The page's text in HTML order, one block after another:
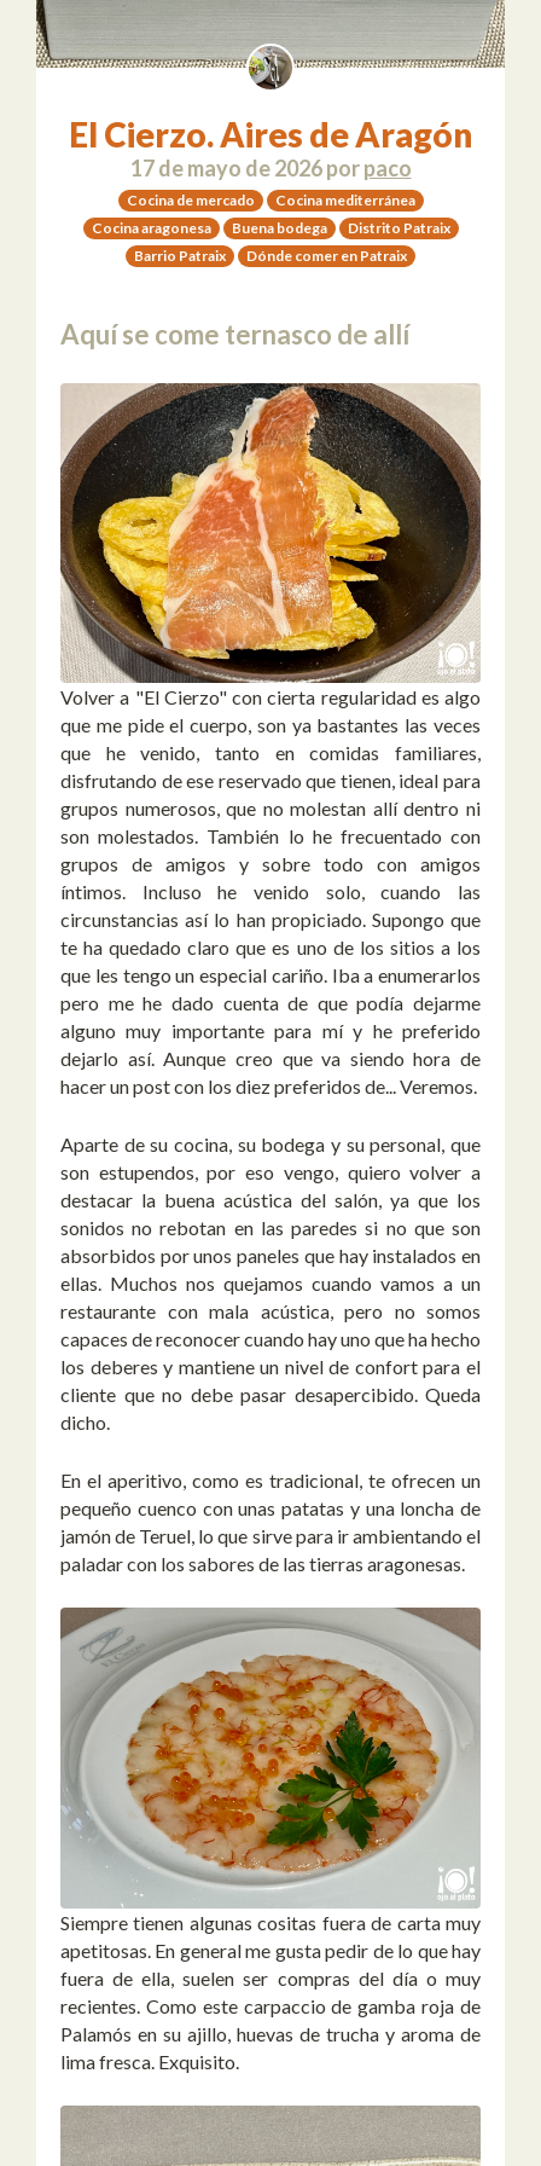
El Cierzo. Aires de Aragón
17 de mayo de 2026porpaco
Cocina de mercado
Cocina mediterránea
Cocina aragonesa
Buena bodega
Distrito Patraix
Barrio Patraix
Dónde comer en Patraix
Aquí se come ternasco de allí
Volver a "El Cierzo" con cierta regularidad es algo
que me pide el cuerpo, son ya bastantes las veces
que he venido, tanto en comidas familiares,
disfrutando de ese reservado que tienen, ideal para
grupos numerosos, que no molestan allí dentro ni
son molestados. También lo he frecuentado con
grupos de amigos y sobre todo con amigos
íntimos. Incluso he venido solo, cuando las
circunstancias así lo han propiciado. Supongo que
te ha quedado claro que es uno de los sitios a los
que les tengo un especial cariño. Iba a enumerarlos
pero me he dado cuenta de que podía dejarme
alguno muy importante para mí y he preferido
dejarlo así. Aunque creo que va siendo hora de
hacer un post con los diez preferidos de... Veremos.
Aparte de su cocina, su bodega y su personal, que
son estupendos, por eso vengo, quiero volver a
destacar la buena acústica del salón, ya que los
sonidos no rebotan en las paredes si no que son
absorbidos por unos paneles que hay instalados en
ellas. Muchos nos quejamos cuando vamos a un
restaurante con mala acústica, pero no somos
capaces de reconocer cuando hay uno que ha hecho
los deberes y mantiene un nivel de confort para el
cliente que no debe pasar desapercibido. Queda
dicho.
En el aperitivo, como es tradicional, te ofrecen un
pequeño cuenco con unas patatas y una loncha de
jamón de Teruel, lo que sirve para ir ambientando el
paladar con los sabores de las tierras aragonesas.
Siempre tienen algunas cositas fuera de carta muy
apetitosas. En general me gusta pedir de lo que hay
fuera de ella, suelen ser compras del día o muy
recientes. Como este carpaccio de gamba roja de
Palamós en su ajillo, huevas de trucha y aroma de
lima fresca. Exquisito.